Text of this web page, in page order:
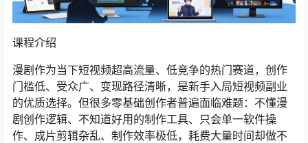
课程介绍
漫剧作为当下短视频超高流量、低竞争的热门赛道，创作
门槛低、受众广、变现路径清晰，是新手入局短视频副业
的优质选择。但很多零基础创作者普遍面临难题：不懂漫
剧创作逻辑、不知道好用的制作工具、只会单一软件操
作、成片剪辑杂乱、制作效率极低，耗费大量时间却做不